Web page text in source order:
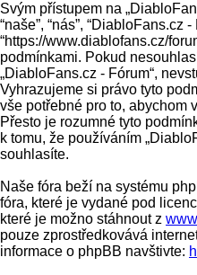
Svým přístupem na
“naše”, “nás”, “DiabloFans.cz -
“https://www.diablofans.cz/
podmínkami. Pokud
„DiabloFans.cz - Fórum“,
Vyhrazujeme si právo tyto
vše potřebné pro to, abychom
Přesto je rozumné tyto
k tomu, že používáním
souhlasíte.
Naše fóra beží na systému
fóra, které je vydané pod
které je možno stáhnout z
pouze zprostředkovává
informace o phpBB navštivte: